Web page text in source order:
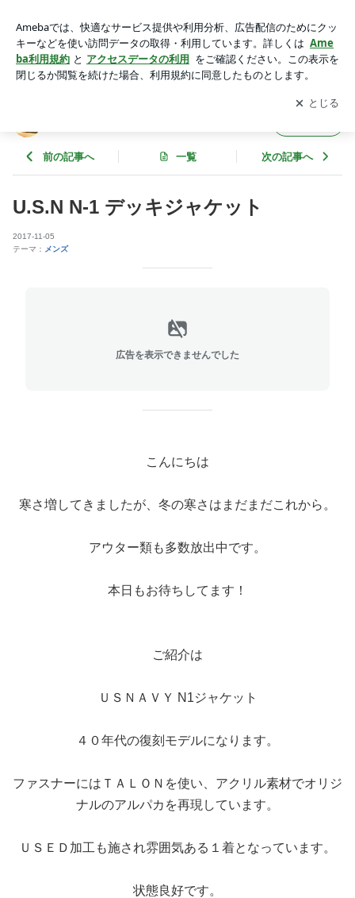
アプリをダウンロードして ブログの更新通知
を受け取りまし
ょう。
開く
前の記事へ 一覧 次の記事へ
U.S.N N-1 デッキジャケット
2017-11-05
テーマ： メンズ
広告を表示できませんでした
こんにちは
寒さ増してきましたが、冬の寒さはまだまだこれから。
アウター類も多数放出中です。
本日もお待ちしてます！
ご紹介は
ＵＳＮＡＶＹ N1ジャケット
４０年代の復刻モデルになります。
ファスナーにはＴＡＬＯＮを使い、アクリル素材でオリジ
ナルのアルパカを再現しています。
ＵＳＥＤ加工も施され雰囲気ある１着となっています。
状態良好です。